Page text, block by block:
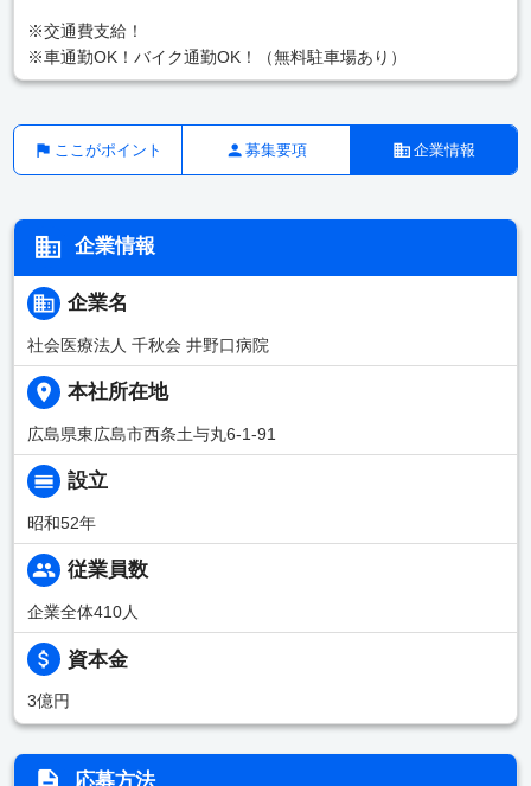
※交通費支給！
※車通勤OK！バイク通勤OK！（無料駐車場あり）
ここがポイント 募集要項 企業情報
企業情報
企業名
社会医療法人 千秋会 井野口病院
本社所在地
広島県東広島市西条土与丸6-1-91
設立
昭和52年
従業員数
企業全体410人
資本金
3億円
応募方法